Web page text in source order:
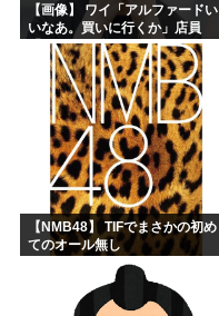
【画像】 ワイ「アルファードい
いなあ。買いに行くか」店員
「ほいっ見積もりな！」ワイ
「金額おかしくね？」←お前ら
もそう思うよな？？？？？
【NMB48】 TIFでまさかの初め
てのオール無し